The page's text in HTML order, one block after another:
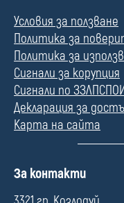
Условия за ползване
Политика за
Политика за
Сигнали за корупция
Сигнали по
Декларация за
Карта на сайта
П
л
За контакти